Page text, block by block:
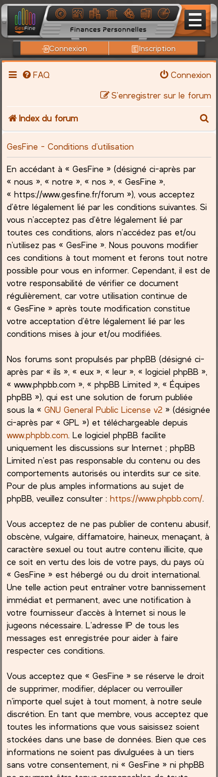
Connexion Inscription
FAQ
Connexion
S’enregistrer sur le forum
Index du forum
c
GesFine - Conditions d’utilisation
En accédant à « GesFine » (désigné ci-après par
« nous », « notre », « nos », « GesFine »,
« https://www.gesfine.fr/forum »), vous acceptez
d’être légalement lié par les conditions suivantes. Si
vous n’acceptez pas d’être légalement lié par
toutes ces conditions, alors n’accédez pas et/ou
n’utilisez pas « GesFine ». Nous pouvons modifier
ces conditions à tout moment et ferons tout notre
possible pour vous en informer. Cependant, il est de
votre responsabilité de vérifier ce document
régulièrement, car votre utilisation continue de
« GesFine » après toute modification constitue
votre acceptation d’être légalement lié par les
conditions mises à jour et/ou modifiées.
Nos forums sont propulsés par phpBB (désigné ci-
après par « ils », « eux », « leur », « logiciel phpBB »,
« www.phpbb.com », « phpBB Limited », « Équipes
phpBB »), qui est une solution de forum publiée
sous la «GNU General Public License v2 » (désignée
ci-après par « GPL ») et téléchargeable depuis
www.phpbb.com. Le logiciel phpBB facilite
uniquement les discussions sur Internet ; phpBB
Limited n’est pas responsable du contenu ou des
comportements autorisés ou interdits sur ce site.
Pour de plus amples informations au sujet de
phpBB, veuillez consulter :https://www.phpbb.com/.
Vous acceptez de ne pas publier de contenu abusif,
obscène, vulgaire, diffamatoire, haineux, menaçant, à
caractère sexuel ou tout autre contenu illicite, que
ce soit en vertu des lois de votre pays, du pays où
« GesFine » est hébergé ou du droit international.
Une telle action peut entraîner votre bannissement
immédiat et permanent, avec une notification à
votre fournisseur d’accès à Internet si nous le
jugeons nécessaire. L’adresse IP de tous les
messages est enregistrée pour aider à faire
respecter ces conditions.
Vous acceptez que « GesFine » se réserve le droit
de supprimer, modifier, déplacer ou verrouiller
n’importe quel sujet à tout moment, à notre seule
discrétion. En tant que membre, vous acceptez que
toutes les informations que vous saisissez soient
stockées dans une base de données. Bien que ces
informations ne soient pas divulguées à un tiers
sans votre consentement, ni « GesFine » ni phpBB